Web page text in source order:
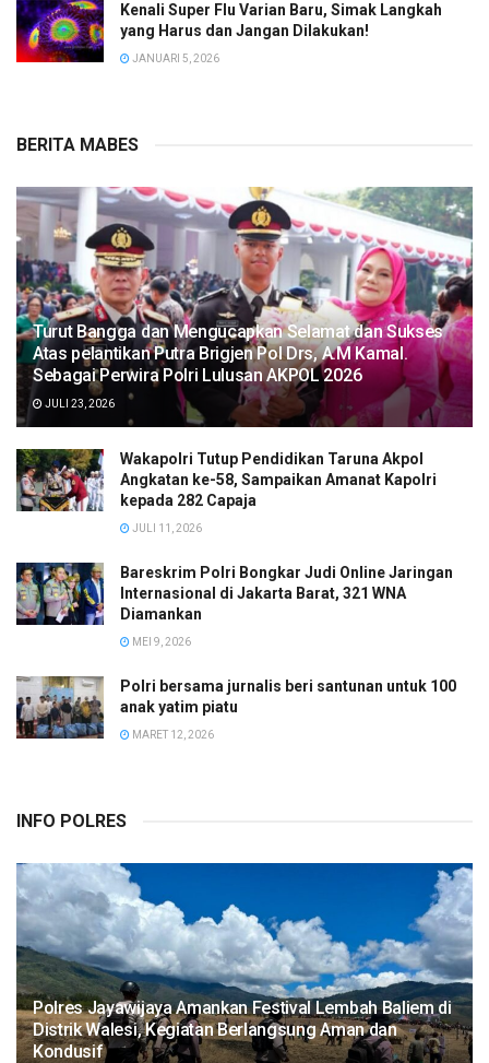
Kenali Super Flu Varian Baru, Simak Langkah
yang Harus dan Jangan Dilakukan!
JANUARI 5, 2026
BERITA MABES
Turut Bangga dan Mengucapkan Selamat dan Sukses
Atas pelantikan Putra Brigjen Pol Drs, A.M Kamal.
Sebagai Perwira Polri Lulusan AKPOL 2026
JULI 23, 2026
Wakapolri Tutup Pendidikan Taruna Akpol
Angkatan ke-58, Sampaikan Amanat Kapolri
kepada 282 Capaja
JULI 11, 2026
Bareskrim Polri Bongkar Judi Online Jaringan
Internasional di Jakarta Barat, 321 WNA
Diamankan
MEI 9, 2026
Polri bersama jurnalis beri santunan untuk 100
anak yatim piatu
MARET 12, 2026
INFO POLRES
Polres Jayawijaya Amankan Festival Lembah Baliem di
Distrik Walesi, Kegiatan Berlangsung Aman dan
Kondusif